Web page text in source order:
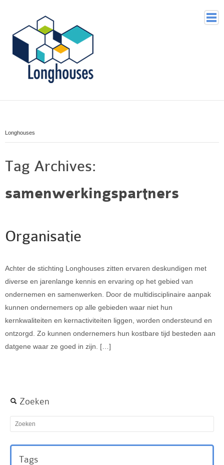
Home
Waarom
Organisatie
Historie
Longhouses
Tag Archives:
samenwerkingspartners
Organisatie
Achter de stichting Longhouses zitten ervaren deskundigen met
diverse en jarenlange kennis en ervaring op het gebied van
ondernemen en samenwerken. Door de multidisciplinaire aanpak
kunnen ondernemers op alle gebieden waar niet hun
kernkwaliteiten en kernactiviteiten liggen, worden ondersteund en
ontzorgd. Zo kunnen ondernemers hun kostbare tijd besteden aan
datgene waar ze goed in zijn. […]
Zoeken
Tags